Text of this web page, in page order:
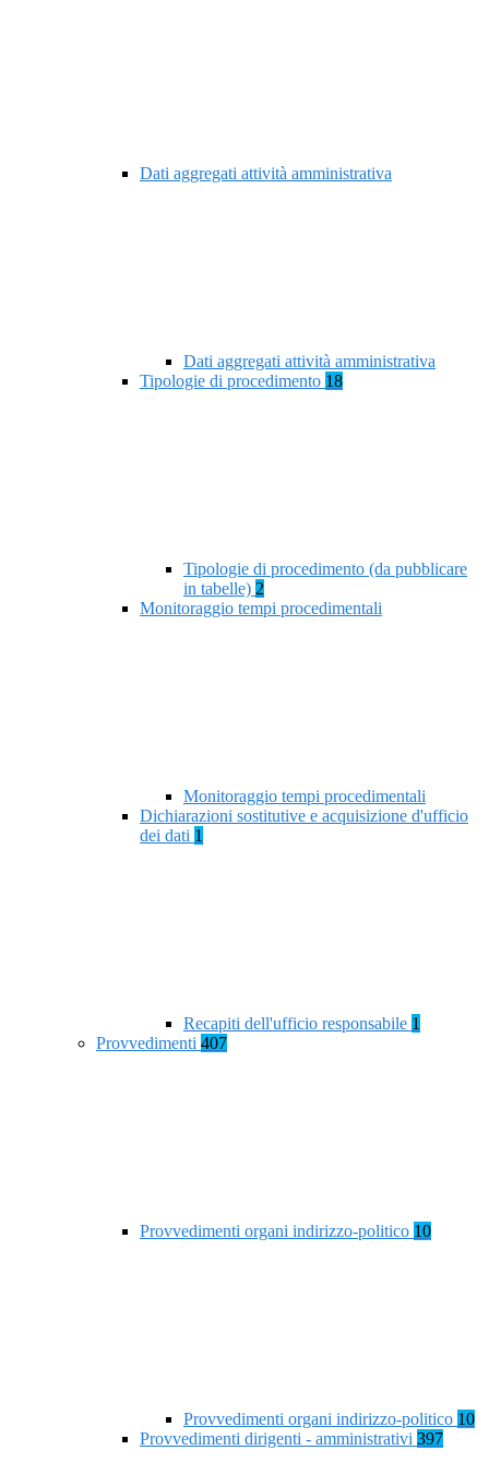
Dati aggregati attività amministrativa
Dati aggregati attività amministrativa
Tipologie di procedimento 18
Tipologie di procedimento (da pubblicare
in tabelle) 2
Monitoraggio tempi procedimentali
Monitoraggio tempi procedimentali
Dichiarazioni sostitutive e acquisizione d'ufficio
dei dati 1
Recapiti dell'ufficio responsabile 1
Provvedimenti 407
Provvedimenti organi indirizzo-politico 10
Provvedimenti organi indirizzo-politico 10
Provvedimenti dirigenti - amministrativi 397